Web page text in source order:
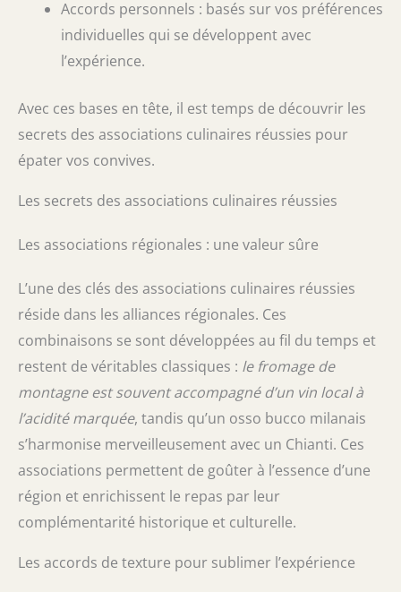
Accords personnels : basés sur vos préférences
individuelles qui se développent avec
l’expérience.
Avec ces bases en tête, il est temps de découvrir les
secrets des associations culinaires réussies pour
épater vos convives.
Les secrets des associations culinaires réussies
Les associations régionales : une valeur sûre
L’une des clés des associations culinaires réussies
réside dans les alliances régionales. Ces
combinaisons se sont développées au fil du temps et
restent de véritables classiques : le fromage de
montagne est souvent accompagné d’un vin local à
l’acidité marquée, tandis qu’un osso bucco milanais
s’harmonise merveilleusement avec un Chianti. Ces
associations permettent de goûter à l’essence d’une
région et enrichissent le repas par leur
complémentarité historique et culturelle.
Les accords de texture pour sublimer l’expérience